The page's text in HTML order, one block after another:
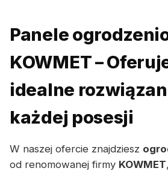
Panele
KOWMET –
idealne
każdej posesji
W naszej ofercie znajdziesz
od renomowanej firmy KOWMET